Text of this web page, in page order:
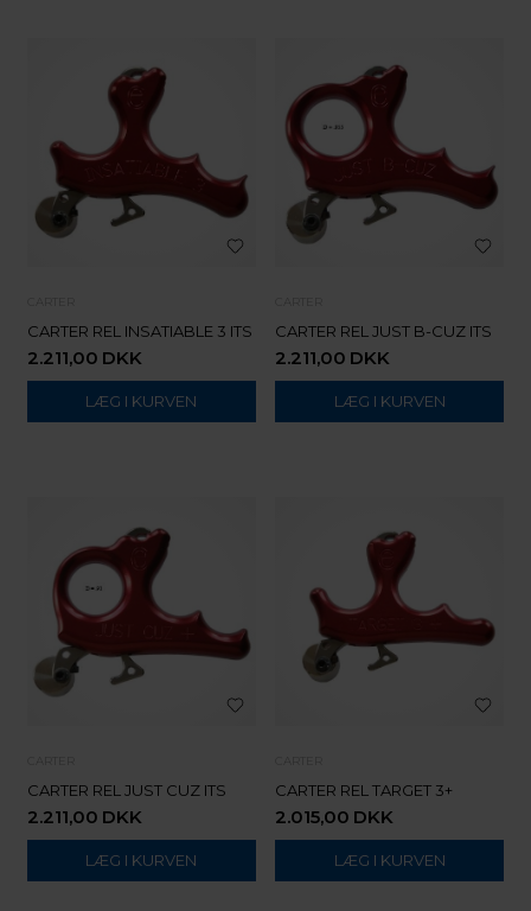
CARTER REL INSATIABLE 3 ITS
2.211,00 DKK
CARTER REL JUST B-CUZ ITS
2.211,00 DKK
CARTER REL JUST CUZ ITS
2.211,00 DKK
CARTER REL TARGET 3+
2.015,00 DKK